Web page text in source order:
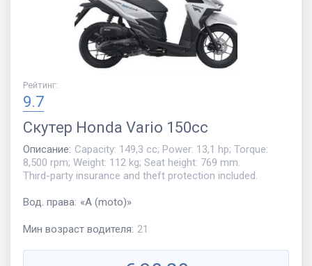
Рейтинг:
9.7
Скутер Honda Vario 150cc
Описание: Capacity: 149,3 cc; Power: 13,1 hp; Torque:
8,500 rpm; Weight: 112 kg; Seat height: 769 mm.
Third-party insurance and theft protection included.
Вод. права: «A (moto)»
Мин возраст водителя: 21